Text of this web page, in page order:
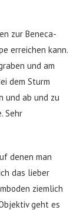
zur Beneca-
erreichen kann.
und am
dem Sturm
und ab und zu
Sehr
denen man
das lieber
ziemlich
geht es